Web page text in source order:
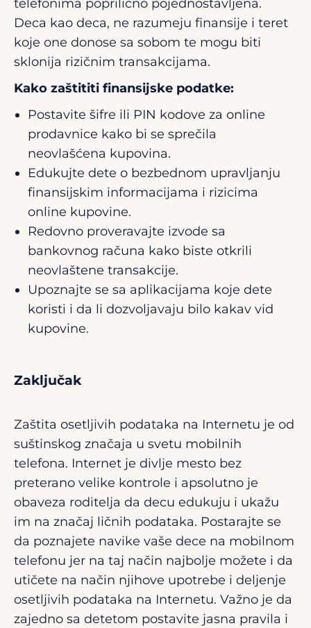
telefonima poprilično pojednostavljena.
Deca kao deca, ne razumeju finansije i teret
koje one donose sa sobom te mogu biti
sklonija rizičnim transakcijama.
Kako zaštititi finansijske podatke:
Postavite šifre ili PIN kodove za online
prodavnice kako bi se sprečila
neovlašćena kupovina.
Edukujte dete o bezbednom upravljanju
finansijskim informacijama i rizicima
online kupovine.
Redovno proveravajte izvode sa
bankovnog računa kako biste otkrili
neovlaštene transakcije.
Upoznajte se sa aplikacijama koje dete
koristi i da li dozvoljavaju bilo kakav vid
kupovine.
Zaključak
Zaštita osetljivih podataka na Internetu je od
suštinskog značaja u svetu mobilnih
telefona. Internet je divlje mesto bez
preterano velike kontrole i apsolutno je
obaveza roditelja da decu edukuju i ukažu
im na značaj ličnih podataka. Postarajte se
da poznajete navike vaše dece na mobilnom
telefonu jer na taj način najbolje možete i da
utičete na način njihove upotrebe i deljenje
osetljivih podataka na Internetu. Važno je da
zajedno sa detetom postavite jasna pravila i